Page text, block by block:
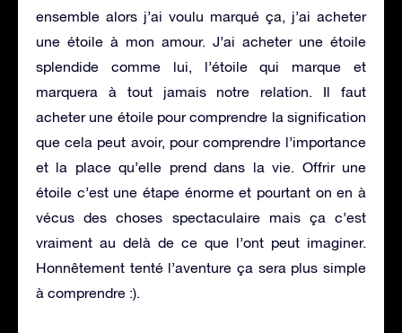
ensemble alors j’ai voulu marqué ça, j’ai acheter
une étoile à mon amour. J’ai acheter une étoile
splendide comme lui, l’étoile qui marque et
marquera à tout jamais notre relation. Il faut
acheter une étoile pour comprendre la signification
que cela peut avoir, pour comprendre l’importance
et la place qu’elle prend dans la vie. Offrir une
étoile c’est une étape énorme et pourtant on en à
vécus des choses spectaculaire mais ça c’est
vraiment au delà de ce que l’ont peut imaginer.
Honnêtement tenté l’aventure ça sera plus simple
à comprendre :).